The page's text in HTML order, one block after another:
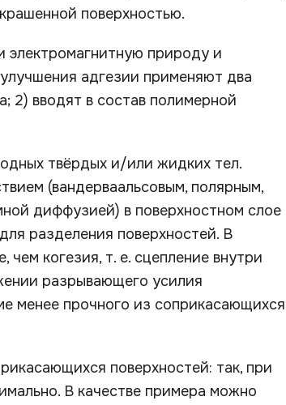
поверхностью.
электромагнитную природу и
адгезии применяют два
2) вводят в состав полимерной
твёрдых и/или жидких тел.
(вандерваальсовым, полярным,
диффузией) в поверхностном слое
разделения поверхностей. В
чем когезия, т. е. сцепление внутри
разрывающего усилия
менее прочного из соприкасающихся
поверхностей: так, при
В качестве примера можно